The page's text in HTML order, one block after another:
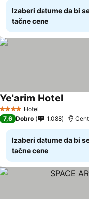
Izaberi datume da bi
tačne cene
4 ZvezdiceHotel
Ye'arim Hotel
7,6 Dobro 1.088
Izaberi datume da bi
tačne cene